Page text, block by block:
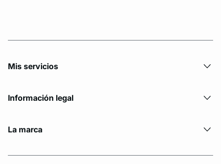
Mis servicios
Información legal
La marca